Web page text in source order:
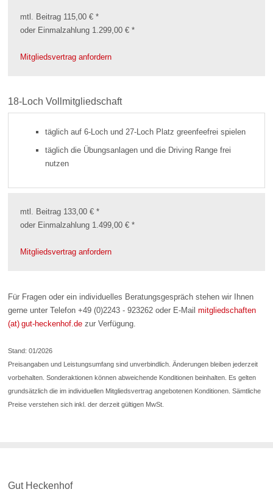
mtl. Beitrag 115,00 € *
oder Einmalzahlung 1.299,00 € *
Mitgliedsvertrag anfordern
18-Loch Vollmitgliedschaft
täglich auf 6-Loch und 27-Loch Platz greenfeefrei spielen
täglich die Übungsanlagen und die Driving Range frei
nutzen
mtl. Beitrag 133,00 € *
oder Einmalzahlung 1.499,00 € *
Mitgliedsvertrag anfordern
Für Fragen oder ein individuelles Beratungsgespräch stehen wir Ihnen
gerne unter Telefon +49 (0)2243 - 923262 oder E-Mailmitgliedschaften
(at) gut-heckenhof.de zur Verfügung.
Stand: 01/2026
Preisangaben und Leistungsumfang sind unverbindlich. Änderungen bleiben jederzeit
vorbehalten. Sonderaktionen können abweichende Konditionen beinhalten. Es gelten
grundsätzlich die im individuellen Mitgliedsvertrag angebotenen Konditionen. Sämtliche
Preise verstehen sich inkl. der derzeit gültigen MwSt.
Gut Heckenhof